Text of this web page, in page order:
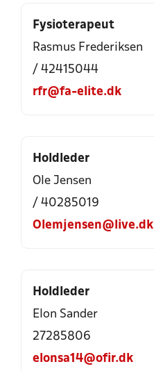
Fysioterapeut
Rasmus Frederiksen
/ 42415044
rfr@fa-elite.dk
Holdleder
Ole Jensen
/ 40285019
Olemjensen@live.dk
Holdleder
Elon Sander
27285806
elonsa14@ofir.dk